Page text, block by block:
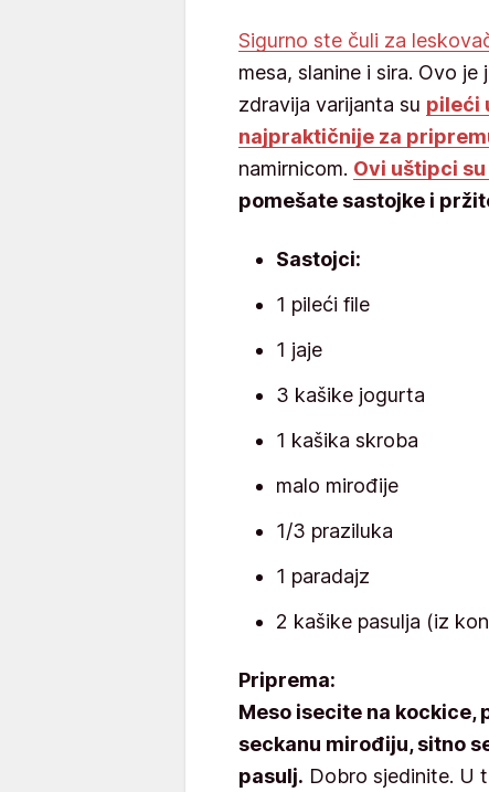
Sigurno ste čuli za
mesa, slanine i sira. Ovo
zdravija varijanta su pileći
najpraktičnije za
namirnicom. Ovi uštipci
pomešate sastojke i
Sastojci:
1 pileći file
1 jaje
3 kašike jogurta
1 kašika skroba
malo mirođije
1/3 praziluka
1 paradajz
2 kašike pasulja (iz
Priprema:
Meso isecite na kockice,
seckanu mirođiju, sitno
pasulj. Dobro sjedinite. U